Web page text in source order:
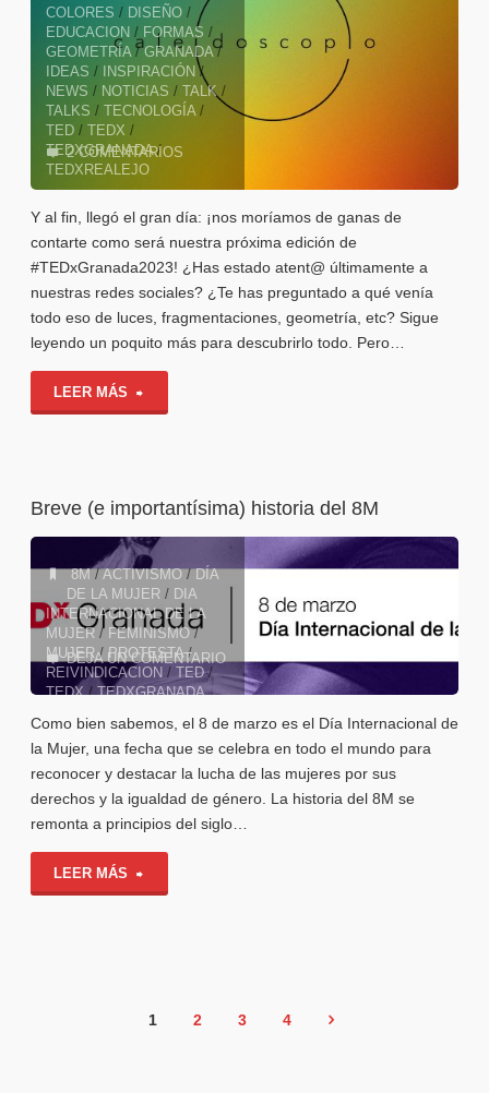
nuestra
Coordinadora
de
Diseño!"
COLORES / DISEÑO /
EDUCACION / FORMAS /
GEOMETRÍA/GRANADA/
IDEAS / INSPIRACIÓN/
NEWS / NOTICIAS /TALK /
TALKS /TECNOLOGÍA /
TED /TEDX /
TEDXGRANADA/
TEDXREALEJO
2 COMENTARIOS
Y al fin, llegó el gran día: ¡nos moríamos de ganas de
contarte como será nuestra próxima edición de
#TEDxGranada2023! ¿Has estado atent@ últimamente a
nuestras redes sociales? ¿Te has preguntado a qué venía
todo eso de luces, fragmentaciones, geometría, etc? Sigue
leyendo un poquito más para descubrirlo todo. Pero…
LEER MÁS
Anuncio:
¡Vuelve
TEDxGranada!"
Breve (e importantísima) historia del 8M
8M/ACTIVISMO/DÍA
DE LA MUJER / DIA
INTERNACIONAL DE LA
MUJER / FEMINISMO/
MUJER/PROTESTA/
REIVINDICACION /TED/
TEDX/TEDXGRANADA
8 DE MARZO DE 2023
DEJA UN COMENTARIO
Como bien sabemos, el 8 de marzo es el Día Internacional de
la Mujer, una fecha que se celebra en todo el mundo para
reconocer y destacar la lucha de las mujeres por sus
derechos y la igualdad de género. La historia del 8M se
remonta a principios del siglo…
LEER MÁS
1 2 3 4